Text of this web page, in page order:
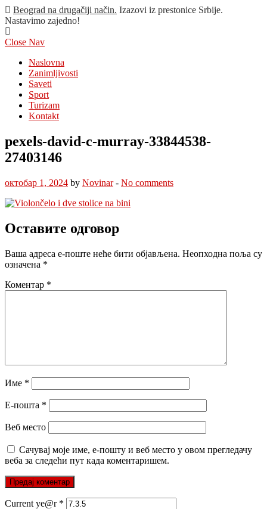
Beograd na drugačiji način. Izazovi iz prestonice Srbije.
Nastavimo zajedno!
Close Nav
Naslovna
Zanimljivosti
Saveti
Sport
Turizam
Kontakt
pexels-david-c-murray-33844538-
27403146
октобар 1, 2024 by Novinar- No comments
Оставите одговор
Ваша адреса е-поште неће бити објављена. Неопходна поља су
означена *
Коментар *
Име *
Е-пошта *
Веб место
Сачувај моје име, е-пошту и веб место у овом прегледачу
веба за следећи пут када коментаришем.
Current ye@r *